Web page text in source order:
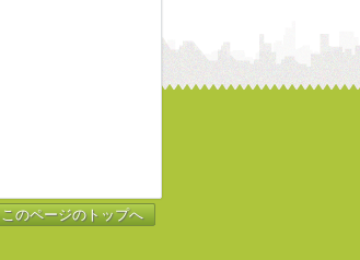
このページのトップへ